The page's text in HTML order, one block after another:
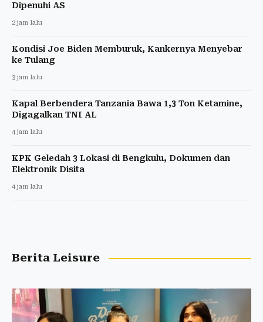
Dipenuhi AS
2 jam lalu
Kondisi Joe Biden Memburuk, Kankernya Menyebar
ke Tulang
3 jam lalu
Kapal Berbendera Tanzania Bawa 1,3 Ton Ketamine,
Digagalkan TNI AL
4 jam lalu
KPK Geledah 3 Lokasi di Bengkulu, Dokumen dan
Elektronik Disita
4 jam lalu
Berita Leisure